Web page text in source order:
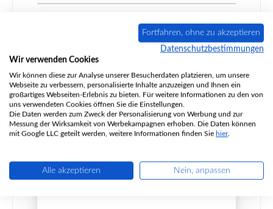
Handöl 2 Ascherost
Fortfahren, ohne zu akzeptieren
Datenschutzbestimmungen
Wir verwenden Cookies
Wir können diese zur Analyse unserer Besucherdaten platzieren, um unsere
Webseite zu verbessern, personalisierte Inhalte anzuzeigen und Ihnen ein
großartiges Webseiten-Erlebnis zu bieten. Für weitere Informationen zu den von
uns verwendeten Cookies öffnen Sie die Einstellungen.
Die Daten werden zum Zweck der Personalisierung von Werbung und zur
Messung der Wirksamkeit von Werbekampagnen erhoben. Die Daten können
mit Google LLC geteilt werden, weitere Informationen finden Sie hier.
Alle akzeptieren Nein, anpassen